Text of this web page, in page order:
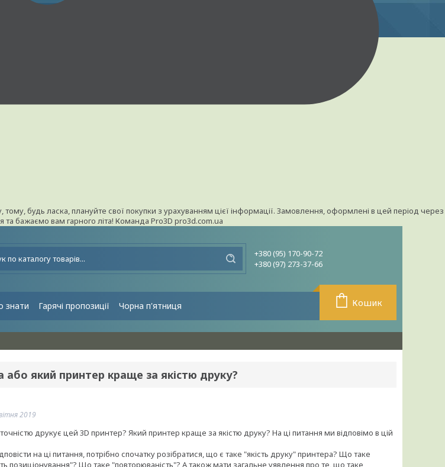
будь ласка, плануйте свої покупки з урахуванням цієї інформації. Замовлення, оформлені в цей період через
бажаємо вам гарного літа! Команда Pro3D pro3d.com.ua
+380 (95) 170-90-72
+380 (97) 273-37-66
знати Гарячі пропозиції Чорна п'ятниця Кошик
або який принтер краще за якістю друку?
2019
друкує цей 3D принтер? Який принтер краще за якістю друку? На ці питання ми відповімо в цій
на ці питання, потрібно спочатку розібратися, що є таке "якість друку" принтера? Що таке
позиціонування"? Що таке "повторюваність"? А також мати загальне уявлення про те, що таке